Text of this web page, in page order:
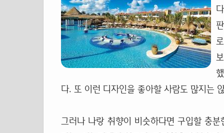
다. 또 이런 디자인을 좋아할 사람도 많지는
그러나 나랑 취향이 비슷하다면 구입할 충